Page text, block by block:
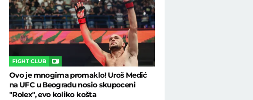
FIGHT CLUB
Ovo je mnogima promaklo! Uroš Medić
na UFC u Beogradu nosio skupoceni
"Rolex", evo koliko košta